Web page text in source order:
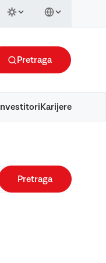
Pretraga
Investitori Karijere
Pretraga